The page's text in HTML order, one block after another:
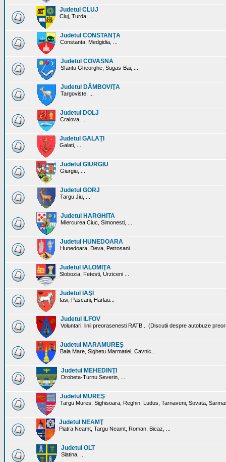
Judetul CLUJ
Cluj, Turda, ...
Judetul CONSTANŢA
Constanta, Medgidia, ...
Judetul COVASNA
Sfantu Gheorghe, Sugas-Bai, ...
Judetul DÂMBOVIŢA
Targoviste, ...
Judetul DOLJ
Craiova, ...
Judetul GALAŢI
Galati, ...
Judetul GIURGIU
Giurgiu, ...
Judetul GORJ
Targu Jiu, ...
Judetul HARGHITA
Miercurea Ciuc, Simonesti, ...
Judetul HUNEDOARA
Hunedoara, Deva, Petrosani ...
Judetul IALOMIŢA
Slobozia, Fetesti, Urziceni ...
Judetul IAŞI
Iasi, Pascani, Harlau...
Judetul ILFOV
Voluntari; linii preorasenesti RATB... (Discutii despre autobuze
Judetul MARAMUREŞ
Baia Mare, Sighetu Marmatiei, Cavnic...
Judetul MEHEDINŢI
Drobeta-Turnu Severin, ...
Judetul MUREŞ
Targu Mures, Sighisoara, Reghin, Ludus, Tarnaveni, Sovata,
Judetul NEAMŢ
Piatra Neamt, Targu Neamt, Roman, Bicaz, ...
Judetul OLT
Slatina, ...